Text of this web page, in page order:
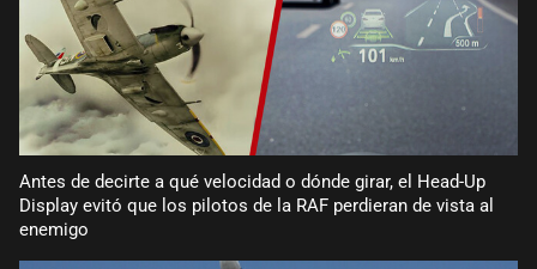
Antes de decirte a qué velocidad o dónde girar, el Head-Up
Display evitó que los pilotos de la RAF perdieran de vista al
enemigo